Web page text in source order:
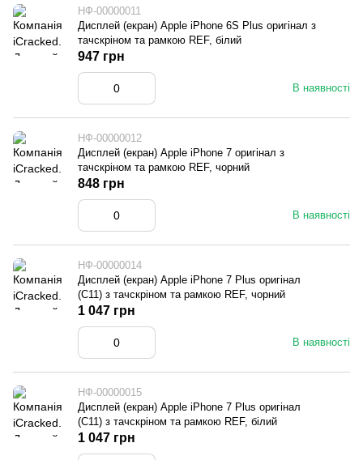
НФ-00000011
Дисплей (екран) Apple iPhone 6S Plus оригінал з
тачскріном та рамкою REF, білий
В наявності
947 грн
НФ-00000012
Дисплей (екран) Apple iPhone 7 оригінал з
тачскріном та рамкою REF, чорний
В наявності
848 грн
НФ-00000014
Дисплей (екран) Apple iPhone 7 Plus оригінал
(C11) з тачскріном та рамкою REF, чорний
В наявності
1 047 грн
НФ-00000015
Дисплей (екран) Apple iPhone 7 Plus оригінал
(C11) з тачскріном та рамкою REF, білий
1 047 грн